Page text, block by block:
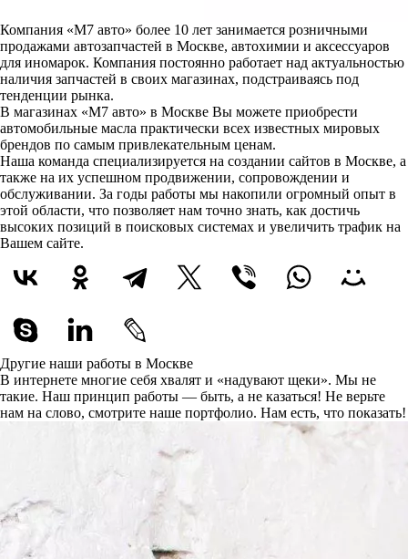
Компания «М7 авто» более 10 лет занимается розничными
продажами автозапчастей в Москве, автохимии и аксессуаров
для иномарок. Компания постоянно работает над актуальностью
наличия запчастей в своих магазинах, подстраиваясь под
тенденции рынка.
В магазинах «М7 авто» в Москве Вы можете приобрести
автомобильные масла практически всех известных мировых
брендов по самым привлекательным ценам.
Наша команда специализируется на создании сайтов в Москве, а
также на их успешном продвижении, сопровождении и
обслуживании. За годы работы мы накопили огромный опыт в
этой области, что позволяет нам точно знать, как достичь
высоких позиций в поисковых системах и увеличить трафик на
Вашем сайте.
Другие наши работы в Москве
В интернете многие себя хвалят и «надувают щеки». Мы не
такие. Наш принцип работы — быть, а не казаться! Не верьте
нам на слово, смотрите наше портфолио. Нам есть, что показать!